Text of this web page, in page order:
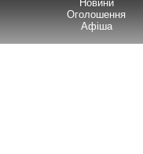
Новини
Оголошення
Афіша